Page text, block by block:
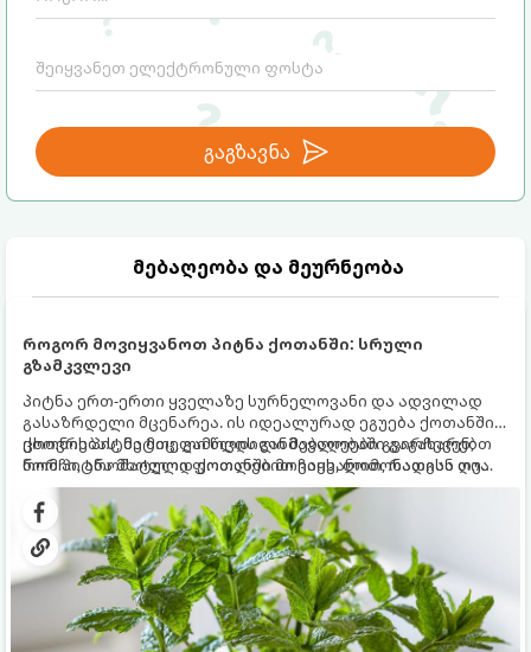
გაგზავნა
მებაღეობა და მეურნეობა
როგორ მოვიყვანოთ პიტნა ქოთანში: სრული
გზამკვლევი
პიტნა ერთ-ერთი ყველაზე სურნელოვანი და ადვილად
გასაზრდელი მცენარეა. ის იდეალურად ეგუება ქოთანში
ცხოვრებას, მეტიც, გამოცდილი მებაღეები გვირჩევენ,
რომ პიტნა მხოლოდ ქოთანში მოვიყვანოთ, რადგან ღია
გრუნტში (ბაღში) დარგვისას ის ფესვებით ძალიან
სწრაფად ვრცელდება და სხვა მცენარეებს ავიწროებს.
ქოთნის პიტნა მთელი წლის განმავლობაში გაგახარებთ
ნორჩი, არომატული ფოთლებით ჩაის, ლიმონათისა თუ
კერძებისთვის.